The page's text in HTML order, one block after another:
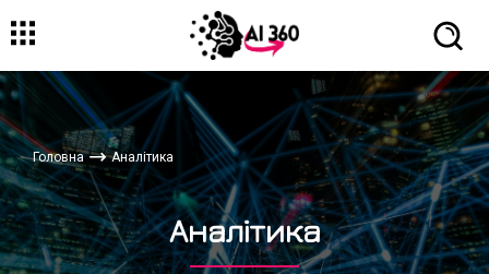
Головна Аналітика
Аналітика